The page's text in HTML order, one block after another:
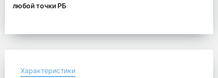
любой точки РБ
Характеристики